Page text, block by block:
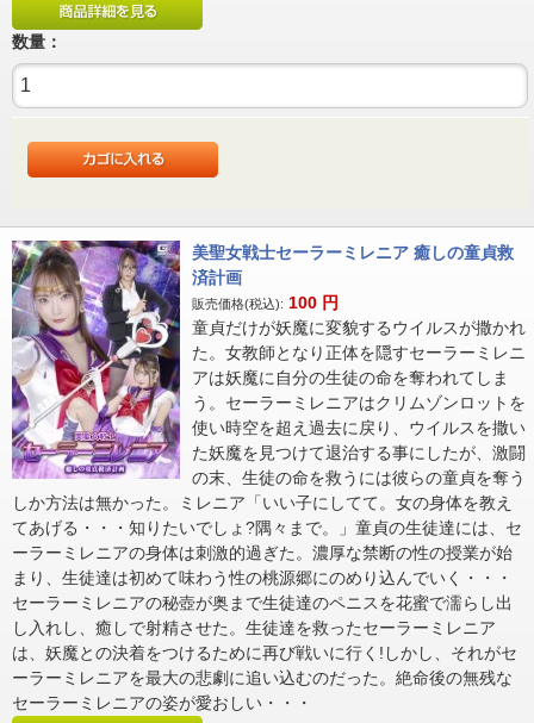
数量：
美聖女戦士セーラーミレニア 癒しの童貞救
済計画
販売価格(税込): 100 円
童貞だけが妖魔に変貌するウイルスが撒かれ
た。女教師となり正体を隠すセーラーミレニ
アは妖魔に自分の生徒の命を奪われてしま
う。セーラーミレニアはクリムゾンロットを
使い時空を超え過去に戻り、ウイルスを撒い
た妖魔を見つけて退治する事にしたが、激闘
の末、生徒の命を救うには彼らの童貞を奪う
しか方法は無かった。ミレニア「いい子にしてて。女の身体を教え
てあげる・・・知りたいでしょ?隅々まで。」童貞の生徒達には、セ
ーラーミレニアの身体は刺激的過ぎた。濃厚な禁断の性の授業が始
まり、生徒達は初めて味わう性の桃源郷にのめり込んでいく・・・
セーラーミレニアの秘壺が奥まで生徒達のペニスを花蜜で濡らし出
し入れし、癒しで射精させた。生徒達を救ったセーラーミレニア
は、妖魔との決着をつけるために再び戦いに行く!しかし、それがセ
ーラーミレニアを最大の悲劇に追い込むのだった。絶命後の無残な
セーラーミレニアの姿が愛おしい・・・